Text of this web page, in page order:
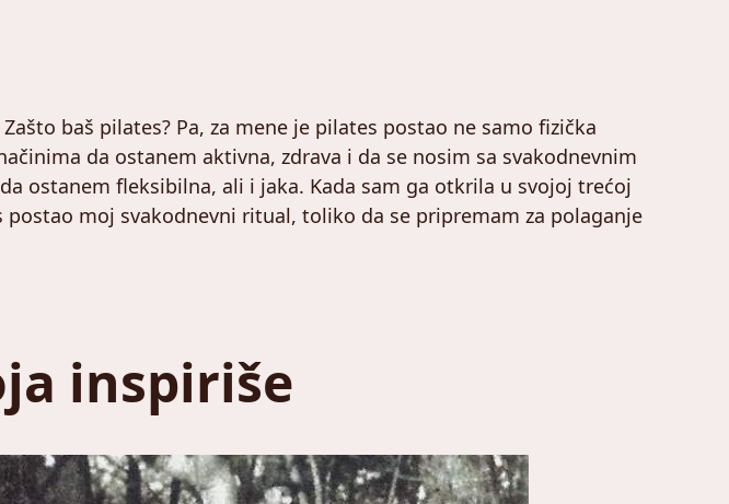
baš pilates? Pa, za mene je pilates postao ne samo fizička
da ostanem aktivna, zdrava i da se nosim sa svakodnevnim
ostanem fleksibilna, ali i jaka. Kada sam ga otkrila u svojoj trećoj
moj svakodnevni ritual, toliko da se pripremam za polaganje
inspiriše